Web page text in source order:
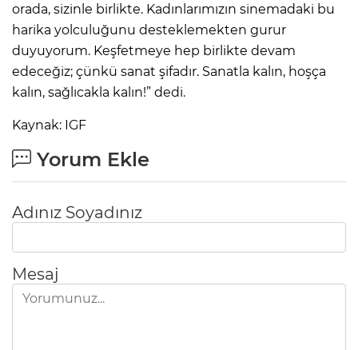
orada, sizinle birlikte. Kadınlarımızın sinemadaki bu
harika yolculuğunu desteklemekten gurur
duyuyorum. Keşfetmeye hep birlikte devam
edeceğiz; çünkü sanat şifadır. Sanatla kalın, hoşça
kalın, sağlıcakla kalın!” dedi.
Kaynak: IGF
Yorum Ekle
Adınız Soyadınız
Mesaj